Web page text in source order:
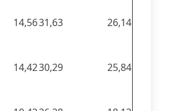
14,5631,63 26,14
14,4230,29 25,84